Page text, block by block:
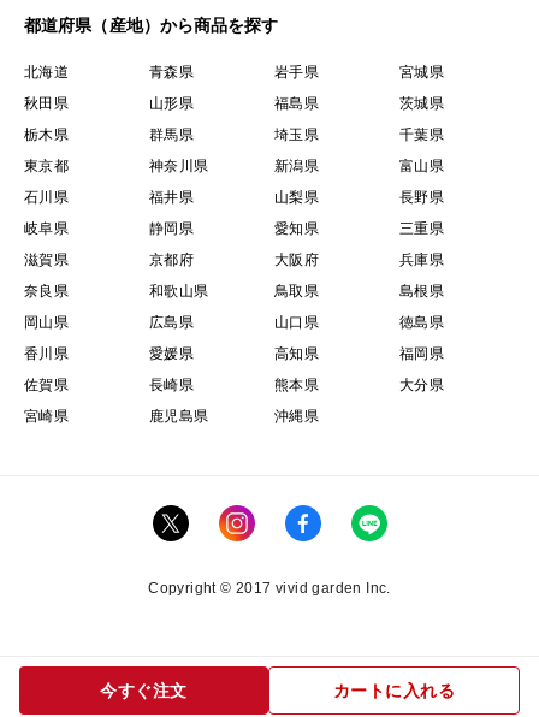
今すぐ注文 カートに入れる
都道府県（産地）から商品を探す
北海道 青森県 岩手県
宮城県
秋田県
山形県 福島県
茨城県
栃木県
群馬県 埼玉県
千葉県
東京都
神奈川県 新潟県
富山県
石川県
福井県 山梨県
長野県
岐阜県
静岡県 愛知県
三重県
滋賀県
京都府 大阪府
兵庫県
奈良県
和歌山県 鳥取県
島根県
岡山県
広島県 山口県
徳島県
香川県
愛媛県 高知県
福岡県
佐賀県
長崎県 熊本県
大分県
宮崎県
鹿児島県 沖縄県
Copyright © 2017 vivid garden Inc.